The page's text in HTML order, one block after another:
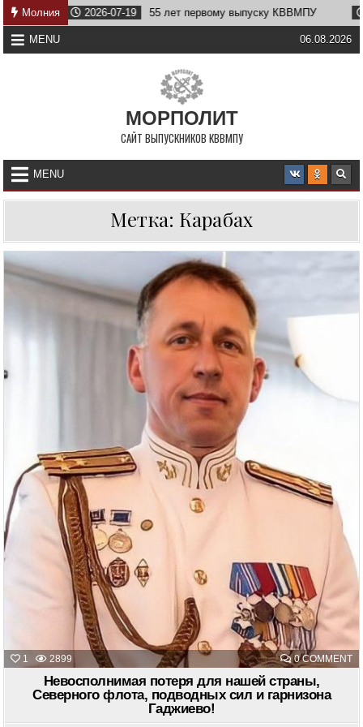
Skip
to
content
Молния2026-07-19 55 лет первому выпуску КВВМПУ
MENU 06.08.2026
МОРПОЛИТ
САЙТ ВЫПУСКНИКОВ КВВМПУ
MENU
Метка: Карабах
1 2899 0 COMMENT
Невосполнимая потеря для нашей страны,
Северного флота, подводных сил и гарнизона
Гаджиево!